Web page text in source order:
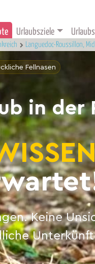
Urlaubsziele
Languedoc-Roussillon,
Fellnasen
in der
Keine